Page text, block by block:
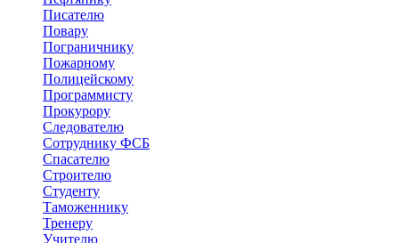
Писателю
Повару
Пограничнику
Пожарному
Полицейскому
Программисту
Прокурору
Следователю
Сотруднику ФСБ
Спасателю
Строителю
Студенту
Таможеннику
Тренеру
Учителю